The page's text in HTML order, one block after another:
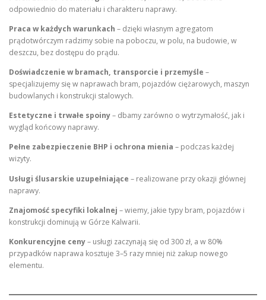
odpowiednio do materiału i charakteru naprawy.
Praca w każdych warunkach – dzięki własnym agregatom
prądotwórczym radzimy sobie na poboczu, w polu, na budowie, w
deszczu, bez dostępu do prądu.
Doświadczenie w bramach, transporcie i przemyśle –
specjalizujemy się w naprawach bram, pojazdów ciężarowych, maszyn
budowlanych i konstrukcji stalowych.
Estetyczne i trwałe spoiny– dbamy zarówno o wytrzymałość, jak i
wygląd końcowy naprawy.
Pełne zabezpieczenie BHP i ochrona mienia – podczas każdej
wizyty.
Usługi ślusarskie uzupełniające – realizowane przy okazji głównej
naprawy.
Znajomość specyfiki lokalnej – wiemy, jakie typy bram, pojazdów i
konstrukcji dominują w Górze Kalwarii.
Konkurencyjne ceny– usługi zaczynają się od 300 zł, a w 80%
przypadków naprawa kosztuje 3–5 razy mniej niż zakup nowego
elementu.